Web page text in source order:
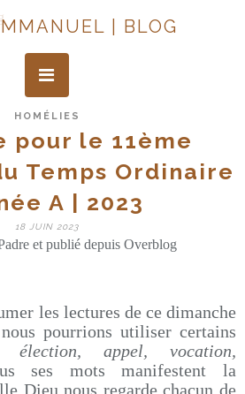
| BLOG
HOMÉLIES
pour le 11ème
Temps Ordinaire
A | 2023
18 JUIN 2023
et publié depuis Overblog
les lectures de ce dimanche
pourrions utiliser certains
élection, appel, vocation,
ses mots manifestent la
Dieu nous regarde chacun de